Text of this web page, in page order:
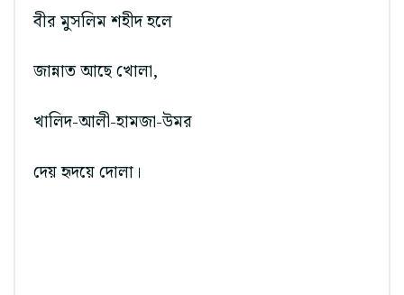
বীর মুসলিম শহীদ হলে
জান্নাত আছে খোলা,
খালিদ-আলী-হামজা-উমর
দেয় হৃদয়ে দোলা।